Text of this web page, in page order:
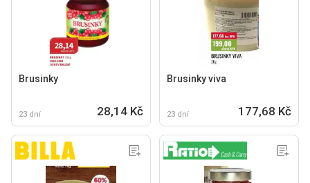
Brusinky
23 dní 28,14 Kč
Brusinky viva
23 dní 177,68 Kč